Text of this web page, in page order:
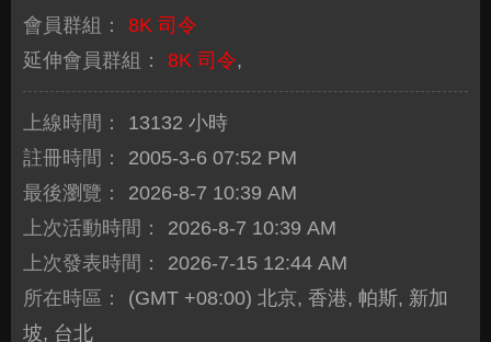
會員群組：
8K 司令
延伸會員群組：
8K 司令,
上線時間：
13132 小時
註冊時間：
2005-3-6 07:52 PM
最後瀏覽：
2026-8-7 10:39 AM
上次活動時間：
2026-8-7 10:39 AM
上次發表時間：
2026-7-15 12:44 AM
所在時區：
(GMT +08:00) 北京, 香港, 帕斯, 新加
坡, 台北